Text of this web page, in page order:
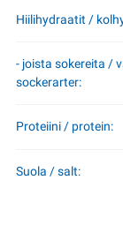
Hiilihydraatit /
- joista sokereita /
sockerarter:
Proteiini / protein:
Suola / salt: